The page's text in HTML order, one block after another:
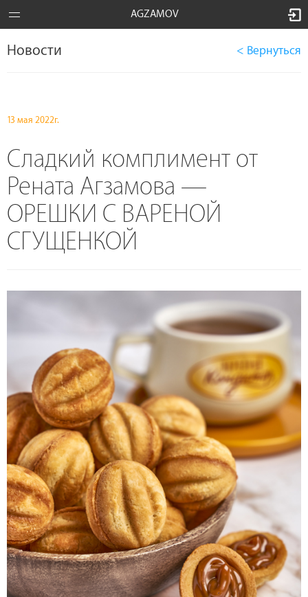
AGZAMOV
Новости < Вернуться
13 мая 2022г.
Сладкий комплимент от
Рената Агзамова —
ОРЕШКИ С ВАРЕНОЙ
СГУЩЕНКОЙ